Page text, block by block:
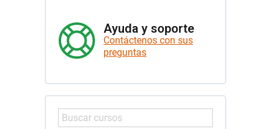
Ayuda y soporte
Contáctenos con sus
preguntas